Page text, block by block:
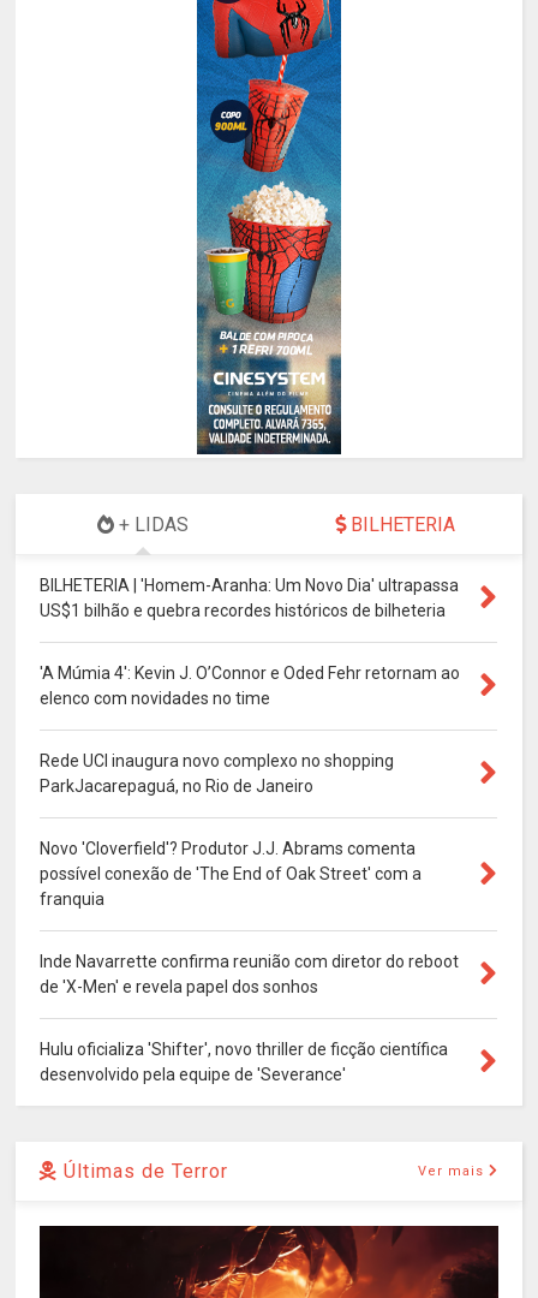
+ LIDAS BILHETERIA
BILHETERIA | 'Homem-Aranha: Um Novo Dia' ultrapassa
US$1 bilhão e quebra recordes históricos de bilheteria
'A Múmia 4': Kevin J. O’Connor e Oded Fehr retornam ao
elenco com novidades no time
Rede UCI inaugura novo complexo no shopping
ParkJacarepaguá, no Rio de Janeiro
Novo 'Cloverfield'? Produtor J.J. Abrams comenta
possível conexão de 'The End of Oak Street' com a
franquia
Inde Navarrette confirma reunião com diretor do reboot
de 'X-Men' e revela papel dos sonhos
Hulu oficializa 'Shifter', novo thriller de ficção científica
desenvolvido pela equipe de 'Severance'
Últimas de Terror Ver mais